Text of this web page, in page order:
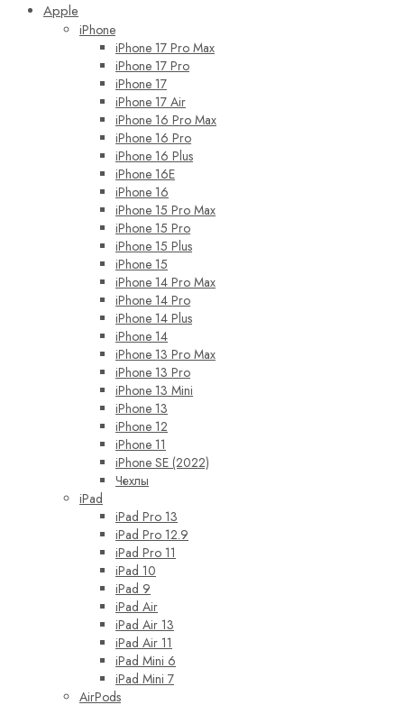
Apple
iPhone
iPhone 17 Pro Max
iPhone 17 Pro
iPhone 17
iPhone 17 Air
iPhone 16 Pro Max
iPhone 16 Pro
iPhone 16 Plus
iPhone 16E
iPhone 16
iPhone 15 Pro Max
iPhone 15 Pro
iPhone 15 Plus
iPhone 15
iPhone 14 Pro Max
iPhone 14 Pro
iPhone 14 Plus
iPhone 14
iPhone 13 Pro Max
iPhone 13 Pro
iPhone 13 Mini
iPhone 13
iPhone 12
iPhone 11
iPhone SE (2022)
Чехлы
iPad
iPad Pro 13
iPad Pro 12.9
iPad Pro 11
iPad 10
iPad 9
iPad Air
iPad Air 13
iPad Air 11
iPad Mini 6
iPad Mini 7
AirPods